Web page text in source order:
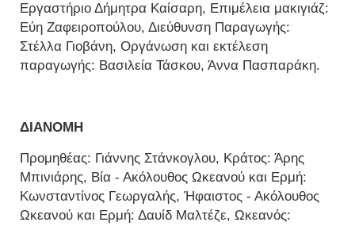
Eργαστήριο Δήμητρα Καίσαρη, Επιμέλεια μακιγιάζ:
Eύη Ζαφειροπούλου, Διεύθυνση Παραγωγής:
Στέλλα Γιοβάνη, Οργάνωση και εκτέλεση
παραγωγής: Βασιλεία Τάσκου, Άννα Πασπαράκη.
ΔΙΑΝΟΜΗ
Προμηθέας: Γιάννης Στάνκογλου, Κράτος: Άρης
Μπινιάρης, Βία - Ακόλουθος Ωκεανού και Ερμή:
Κωνσταντίνος Γεωργαλής, Ήφαιστος - Ακόλουθος
Ωκεανού και Ερμή: Δαυίδ Μαλτέζε, Ωκεανός: